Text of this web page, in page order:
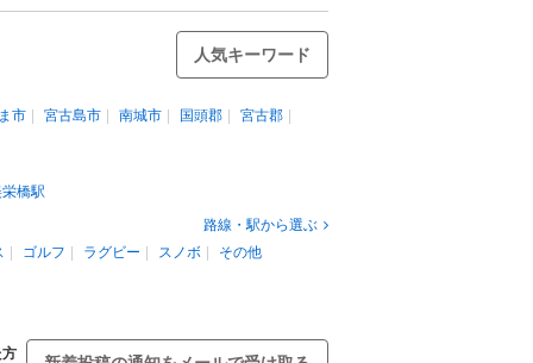
人気キーワード
市 宮古島市 南城市 国頭郡 宮古郡
橋駅
路線・駅から選ぶ
ゴルフ ラグビー スノボ その他